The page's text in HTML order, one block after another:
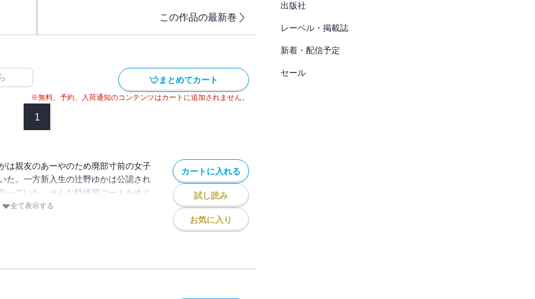
この作品の最新巻
まとめてカート
※無料、予約、入荷通知のコンテンツはカートに追加されません。
1
は親友のあーやのため廃部寸前の女子
た。一方新入生の辻野ゆかは公認され
っていた。そんな時練習コートをめぐ
が・・・
全て表示する
カートに入れる
試し読み
お気に入り
出版社
レーベル・掲載誌
新着・配信予定
セール